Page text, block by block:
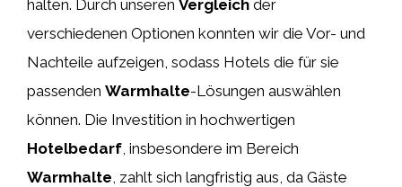
halten. Durch unseren Vergleich der
verschiedenen Optionen konnten wir die Vor- und
Nachteile aufzeigen, sodass Hotels die für sie
passenden Warmhalte-Lösungen auswählen
können. Die Investition in hochwertigen
Hotelbedarf, insbesondere im Bereich
Warmhalte, zahlt sich langfristig aus, da Gäste